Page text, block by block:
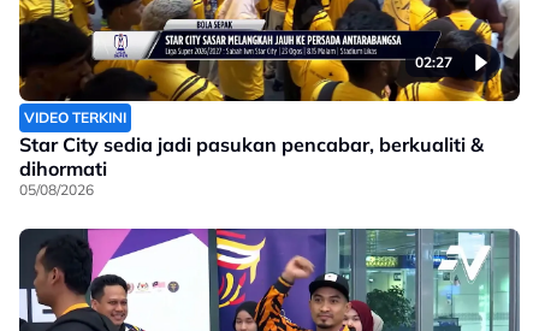
02:27
VIDEO TERKINI
Star City sedia jadi pasukan pencabar, berkualiti &
dihormati
05/08/2026